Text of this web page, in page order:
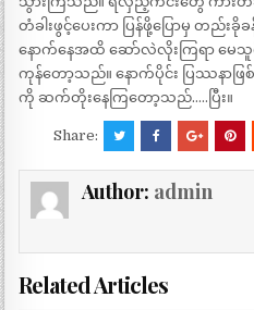
တံခါးဖွင့်ပေးကာ ပြန်ဖို့ပြောမှ တည်း
နောက်နေအထိ ဆော်လဲလိုးကြရာ မေသူ
ကုန်တော့သည်။ နောက်ပိုင်း ပြဿနာဖ
ကို ဆက်တိုးနေကြတော့သည်…..ပြီး။
Share:
Author: admin
Related Articles